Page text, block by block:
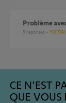
Problème
5 réponses PORTAIL
CE N'EST
QUE VOUS